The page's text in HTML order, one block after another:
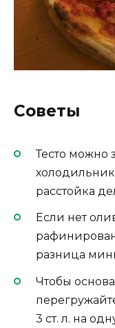
Советы
Тесто можно
расстойка
Если нет
разница
Чтобы
3 ст. л. на